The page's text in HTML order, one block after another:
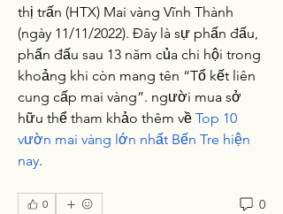
thị trấn (HTX) Mai vàng Vĩnh Thành
(ngày 11/11/2022). Đây là sự phấn đấu,
phấn đấu sau 13 năm của chi hội trong
khoảng khi còn mang tên “Tổ kết liên
cung cấp mai vàng”. người mua sở
hữu thể tham khảo thêm về Top 10
vườn mai vàng lớn nhất Bến Tre hiện
nay.
0 0